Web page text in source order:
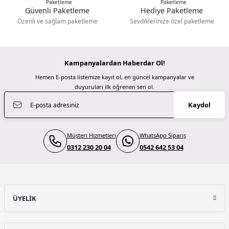
Deneyimini Paylaş
Polarpro Goldstache Filtre - 67mm Threaded ( GLDPL-67MM)
PolarPro
Polarpro 77mm Armor UV Filtre (77-ARMR-UV)
5.999,00 TL
PolarPro
Güvenli Paketleme
Özenli ve sağlam paketleme
Hediye Paketleme
Sevdiklerinize özel paketleme
Kampanyalardan Haberdar Ol!
Hemen E-posta listemize kayıt ol, en güncel kampanyalar ve
duyuruları ilk öğrenen sen ol.
Kaydol
Müşteri Hizmetleri
0312 230 20 04
WhatsApp Sipariş
0542 642 53 04
ÜYELİK